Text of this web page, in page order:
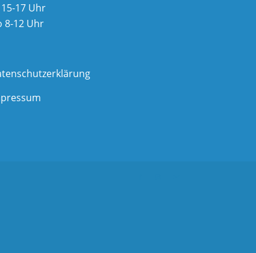
17 Uhr
8-12 Uhr